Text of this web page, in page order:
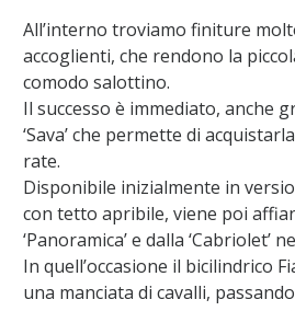
All’interno troviamo finiture
accoglienti, che rendono la
comodo salottino.
Il successo è immediato, anche
‘Sava’ che permette di
rate.
Disponibile inizialmente in
con tetto apribile, viene poi
‘Panoramica’ e dalla ‘Cabriolet’
In quell’occasione il bicilindrico
una manciata di cavalli,